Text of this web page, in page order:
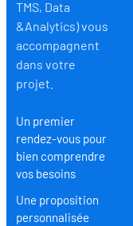
TMS, Data
&Analytics) vous
accompagnent
dans votre
projet.
Un premier
rendez-vous pour
bien comprendre
vos besoins
Une proposition
personnalisée